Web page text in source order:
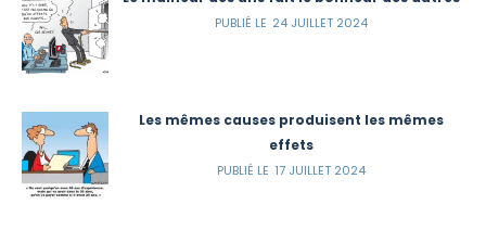
24 JUILLET 2024
Les mêmes causes produisent les mêmes
effets
17 JUILLET 2024